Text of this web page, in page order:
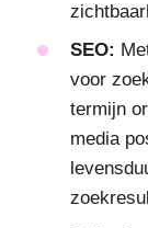
SEO:
voor
termijn
media